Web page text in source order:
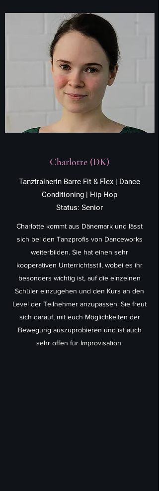
Charlotte (DK)
Tanztrainerin Barre Fit & Flex | Dance
Conditioning | Hip Hop
Status: Senior
Charlotte kommt aus Dänemark und lässt
sich bei den Tanzprofis von Danceworks
weiterbilden. Sie hat einen sehr
kooperativen Unterrichtsstil, wobei es ihr
besonders wichtig ist, auf die einzelnen
Schüler einzugehen und den Kurs an den
Level der Teilnehmer anzupassen. Sie freut
sich darauf, mit euch Möglichkeiten der
Bewegung auszuprobieren und ist auch
sehr offen für Improvisation.